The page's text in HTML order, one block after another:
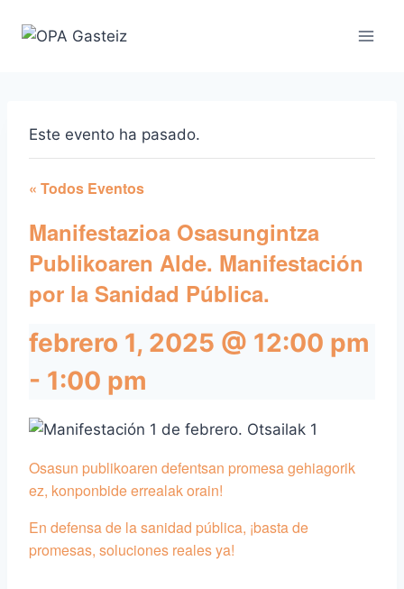
Este evento ha pasado.
« Todos Eventos
Manifestazioa Osasungintza
Publikoaren Alde. Manifestación
por la Sanidad Pública.
febrero 1, 2025 @ 12:00 pm
- 1:00 pm
Osasun publikoaren defentsan promesa gehiagorik
ez, konponbide errealak orain!
En defensa de la sanidad pública, ¡basta de
promesas, soluciones reales ya!